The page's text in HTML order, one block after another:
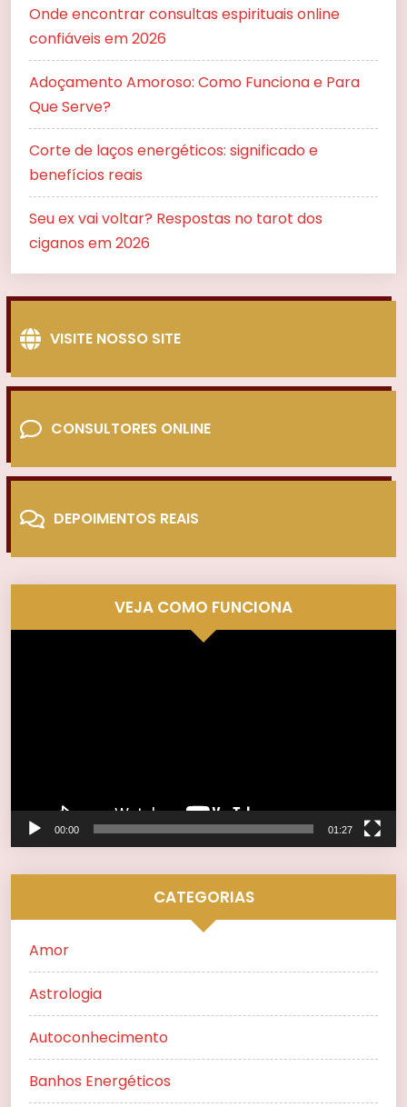
Onde encontrar consultas espirituais online
confiáveis em 2026
Adoçamento Amoroso: Como Funciona e Para
Que Serve?
Corte de laços energéticos: significado e
benefícios reais
Seu ex vai voltar? Respostas no tarot dos
ciganos em 2026
VISITE NOSSO SITE
CONSULTORES ONLINE
DEPOIMENTOS REAIS
VEJA COMO FUNCIONA
00:00 01:27
CATEGORIAS
Amor
Astrologia
Autoconhecimento
Banhos Energéticos